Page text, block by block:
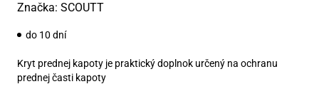
Značka: SCOUTT
do 10 dní
Kryt prednej kapoty je praktický doplnok určený na ochranu
prednej časti kapoty